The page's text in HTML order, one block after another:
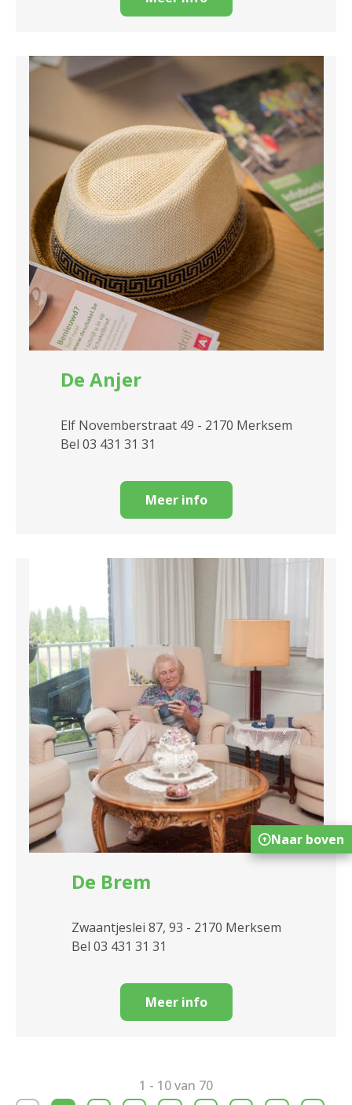
De Anjer
Elf Novemberstraat 49 - 2170 Merksem
Bel 03 431 31 31
Meer info
De Brem
Zwaantjeslei 87, 93 - 2170 Merksem
Bel 03 431 31 31
Meer info
1 - 10 van 70
Naar boven